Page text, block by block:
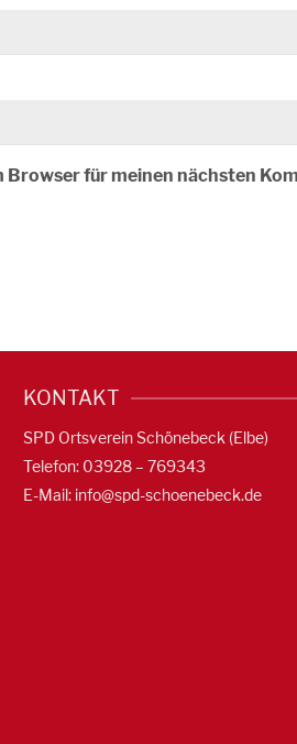
Browser für meinen nächsten
KONTAKT
SPD Ortsverein Schönebeck (Elbe)
Telefon: 03928 – 769343
E-Mail: info@spd-schoenebeck.de